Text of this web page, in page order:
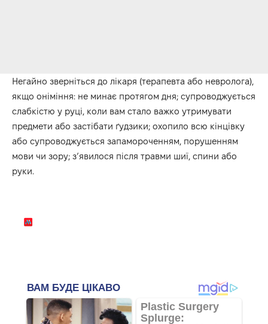
Негайно зверніться до лікаря (терапевта або невролога),
якщо оніміння: не минає протягом дня; супроводжується
слабкістю у руці, коли вам стало важко утримувати
предмети або застібати ґудзики; охопило всю кінцівку
або супроводжується запамороченням, порушенням
мови чи зору; з’явилося після травми шиї, спини або
руки.